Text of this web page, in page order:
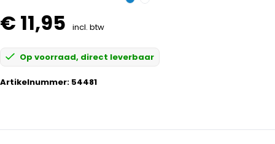
€ 11,95 incl. btw
Op voorraad, direct leverbaar
Artikelnummer: 54481